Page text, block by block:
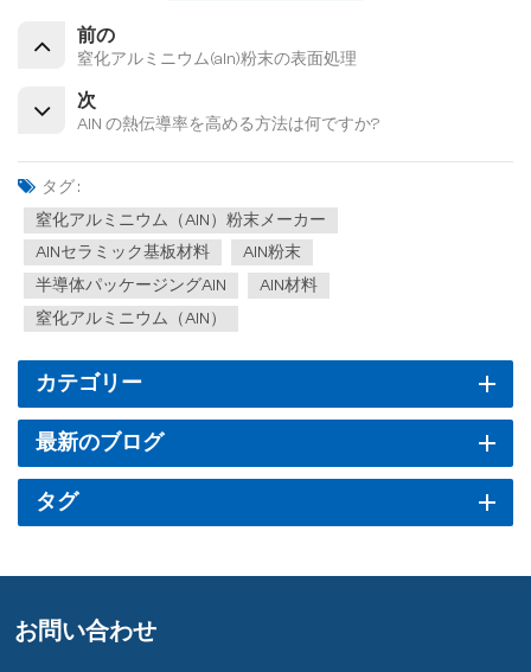
前の
窒化アルミニウム(aln)粉末の表面処理
次
AlN の熱伝導率を高める方法は何ですか?
タグ :
窒化アルミニウム（AlN）粉末メーカー
AlNセラミック基板材料
AlN粉末
半導体パッケージングAlN
AlN材料
窒化アルミニウム（AlN）
カテゴリー
最新のブログ
タグ
お問い合わせ